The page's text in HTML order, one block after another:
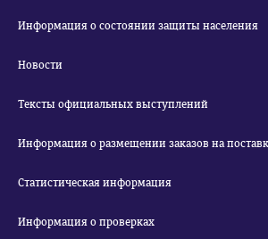
Информация о состоянии защиты населения
Новости
Тексты официальных выступлений
Информация о размещении заказов на
Статистическая информация
Информация о проверках